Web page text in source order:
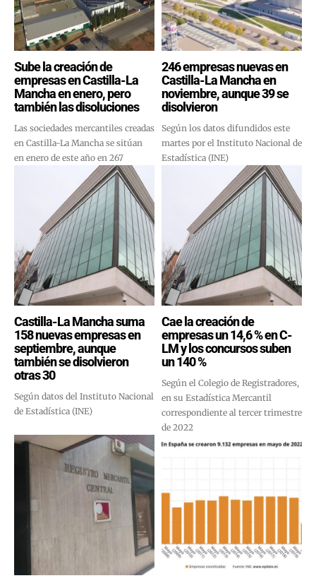
Sube la creación de
empresas en Castilla-La
Mancha en enero, pero
también las disoluciones
Las sociedades mercantiles creadas
en Castilla-La Mancha se sitúan
en enero de este año en 267
246 empresas nuevas en
Castilla-La Mancha en
noviembre, aunque 39 se
disolvieron
Según los datos difundidos este
martes por el Instituto Nacional de
Estadística (INE)
Castilla-La Mancha suma
158 nuevas empresas en
septiembre, aunque
también se disolvieron
otras 30
Según datos del Instituto Nacional
de Estadística (INE)
Cae la creación de
empresas un 14,6 % en C-
LM y los concursos suben
un 140 %
Según el Colegio de Registradores,
en su Estadística Mercantil
correspondiente al tercer trimestre
de 2022